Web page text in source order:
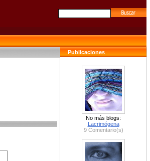
Publicaciones
No más blogs:
Lacrimógena
9 Comentario(s)